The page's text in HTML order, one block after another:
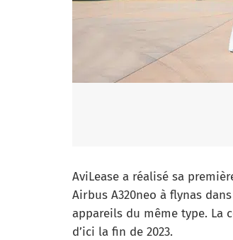
AviLease a réalisé sa
Airbus A320neo à flynas
appareils du même type. La
d’ici la fin de 2023.